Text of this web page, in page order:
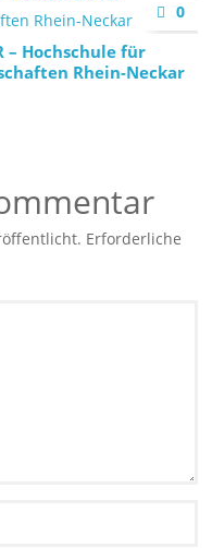
0
– Hochschule für
Rhein-Neckar
Erforderliche